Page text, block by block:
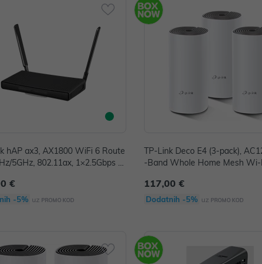
hAP ax3, AX1800 WiFi 6 Route
802.11ax, 1×2.5Gbps +
€
-5% uz PROMO KOD
TP-Link Deco E4 (3-pack),
-Band Whole Home Mesh Wi-
117,00 €
Dodatnih -5% uz PROMO KOD